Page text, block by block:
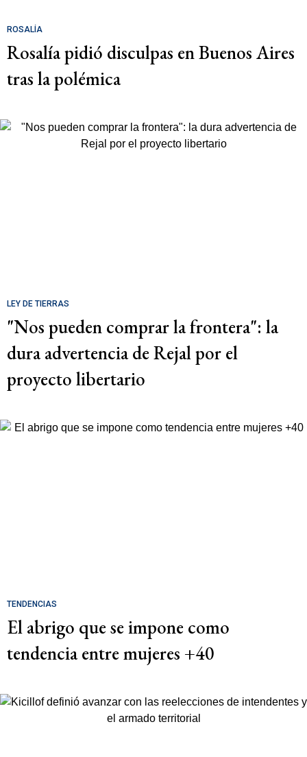
ROSALÍA
Rosalía pidió disculpas en Buenos Aires
tras la polémica
LEY DE TIERRAS
"Nos pueden comprar la frontera": la
dura advertencia de Rejal por el
proyecto libertario
TENDENCIAS
El abrigo que se impone como
tendencia entre mujeres +40